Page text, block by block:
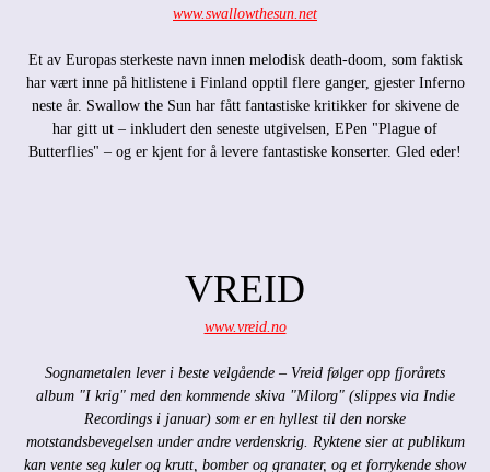
www.swallowthesun.net
Et av Europas sterkeste navn innen melodisk death-doom, som faktisk
har vært inne på hitlistene i Finland opptil flere ganger, gjester Inferno
neste år. Swallow the Sun har fått fantastiske kritikker for skivene de
har gitt ut – inkludert den seneste utgivelsen, EPen "Plague of
Butterflies" – og er kjent for å levere fantastiske konserter. Gled eder!
VREID
www.vreid.no
Sognametalen lever i beste velgående – Vreid følger opp fjorårets
album "I krig" med den kommende skiva "Milorg" (slippes via Indie
Recordings i januar) som er en hyllest til den norske
motstandsbevegelsen under andre verdenskrig. Ryktene sier at publikum
kan vente seg kuler og krutt, bomber og granater, og et forrykende show